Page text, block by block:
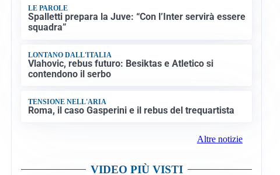
LE PAROLE
Spalletti prepara la Juve: “Con l’Inter servirà essere
squadra”
LONTANO DALL'ITALIA
Vlahovic, rebus futuro: Besiktas e Atletico si
contendono il serbo
TENSIONE NELL'ARIA
Roma, il caso Gasperini e il rebus del trequartista
Altre notizie
VIDEO PIÙ VISTI